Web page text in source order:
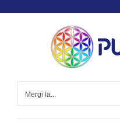
Mergi la...